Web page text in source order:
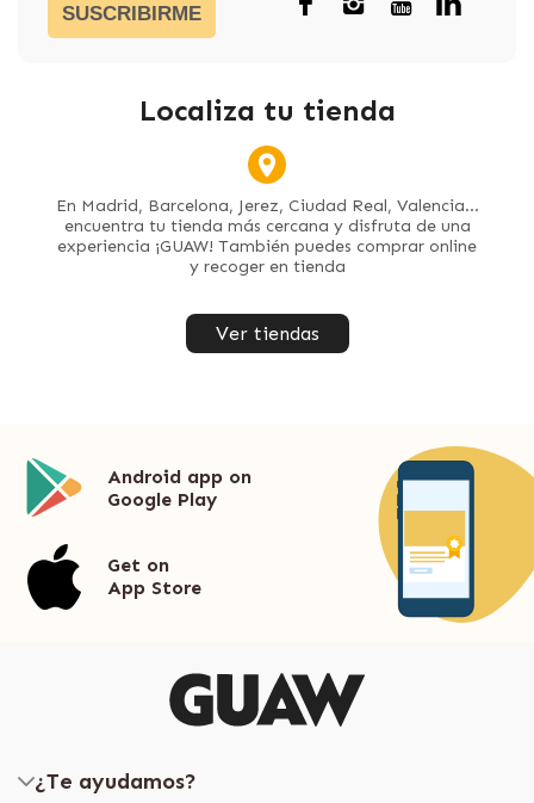
SUSCRIBIRME
Localiza tu tienda
En Madrid, Barcelona, Jerez, Ciudad Real, Valencia...
encuentra tu tienda más cercana y disfruta de una
experiencia ¡GUAW! También puedes comprar online
y recoger en tienda
Ver tiendas
Android app on
Google Play
Get on
App Store
¿Te ayudamos?